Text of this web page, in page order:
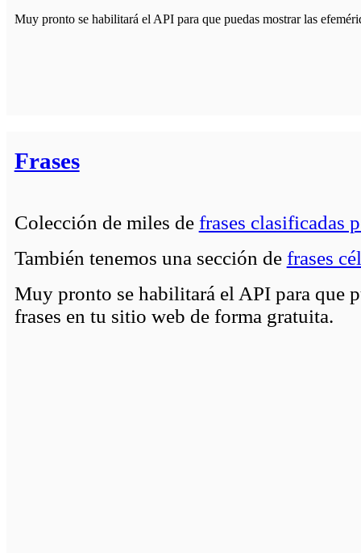
Muy pronto se habilitará el API para que puedas mostrar las
Frases
Colección de miles de frases clasificadas
También tenemos una sección de frases
Muy pronto se habilitará el API para que
frases en tu sitio web de forma gratuita.